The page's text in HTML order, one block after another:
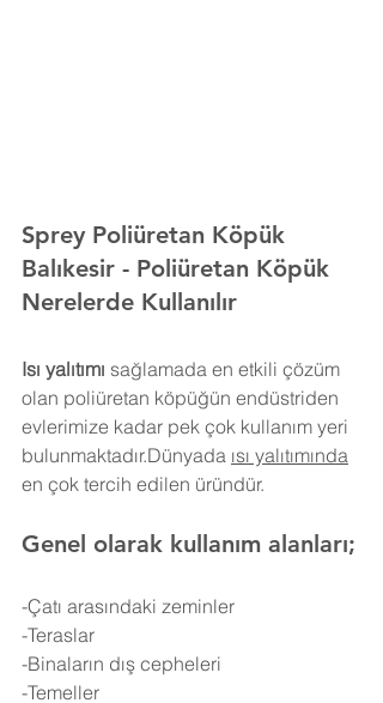
Sprey Poliüretan Köpük
Balıkesir - Poliüretan Köpük
Nerelerde Kullanılır
Isı yalıtımı sağlamada en etkili çözüm
olan poliüretan köpüğün endüstriden
evlerimize kadar pek çok kullanım yeri
bulunmaktadır.Dünyada ısı yalıtımında
en çok tercih edilen üründür.
Genel olarak kullanım alanları;
-Çatı arasındaki zeminler
-Teraslar
-Binaların dış cepheleri
-Temeller